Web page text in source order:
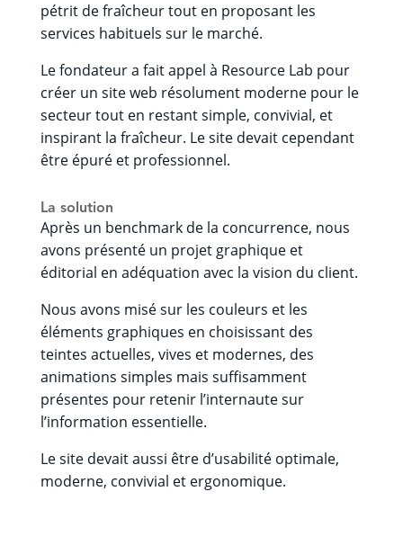
pétrit de fraîcheur tout en proposant les
services habituels sur le marché.
Le fondateur a fait appel à Resource Lab pour
créer un site web résolument moderne pour le
secteur tout en restant simple, convivial, et
inspirant la fraîcheur. Le site devait cependant
être épuré et professionnel.
La solution
Après un benchmark de la concurrence, nous
avons présenté un projet graphique et
éditorial en adéquation avec la vision du client.
Nous avons misé sur les couleurs et les
éléments graphiques en choisissant des
teintes actuelles, vives et modernes, des
animations simples mais suffisamment
présentes pour retenir l’internaute sur
l’information essentielle.
Le site devait aussi être d’usabilité optimale,
moderne, convivial et ergonomique.